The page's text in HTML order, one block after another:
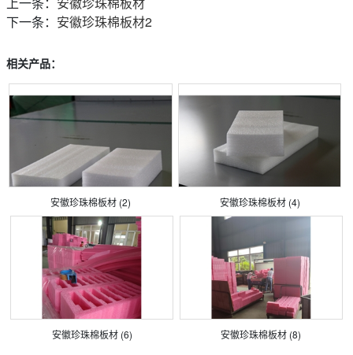
下一条： 安徽珍珠棉板材2
相关产品：
安徽珍珠棉板材 (2) 安徽珍珠棉板材 (4)
安徽珍珠棉板材 (6) 安徽珍珠棉板材 (8)